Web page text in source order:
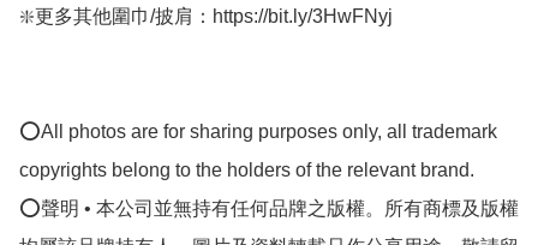
❇️更多其他圍巾/披肩：https://bit.ly/3HwFNyj
⭕All photos are for sharing purposes only, all trademark
copyrights belong to the holders of the relevant brand.
⭕聲明 • 本公司並無持有任何品牌之版權。所有商標及版權